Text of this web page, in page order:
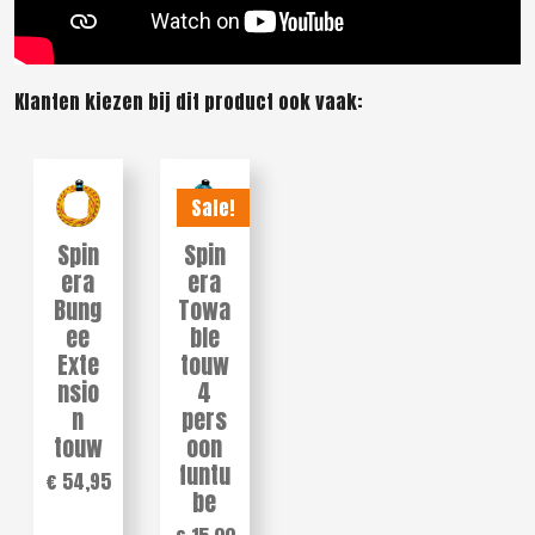
Klanten kiezen bij dit product ook vaak:
Spin
era
Bung
ee
Exte
nsio
n
touw
€ 54,95
Sale!
Spin
era
Towa
ble
touw
4
pers
oon
funtu
be